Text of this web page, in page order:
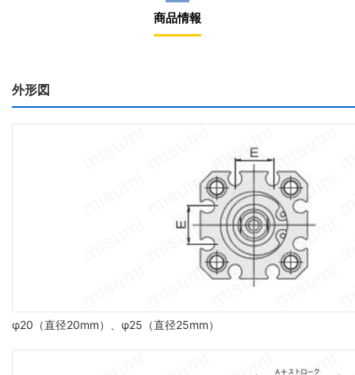
商品情報
外形図
φ20（直径20mm）、φ25（直径25mm）